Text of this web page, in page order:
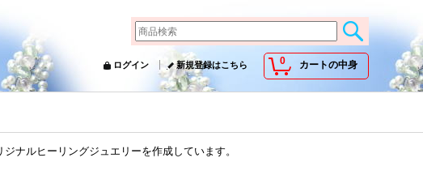
0 カートの中身
ログイン 新規登録はこちら
ナルヒーリングジュエリーを作成しています。